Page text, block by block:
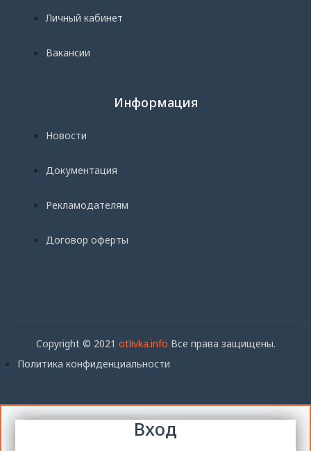
Личный кабинет
Вакансии
Информация
Новости
Документация
Рекламодателям
Договор оферты
Copyright © 2021 otlivka.info Все права защищены.
Политика конфиденциальности
Вход